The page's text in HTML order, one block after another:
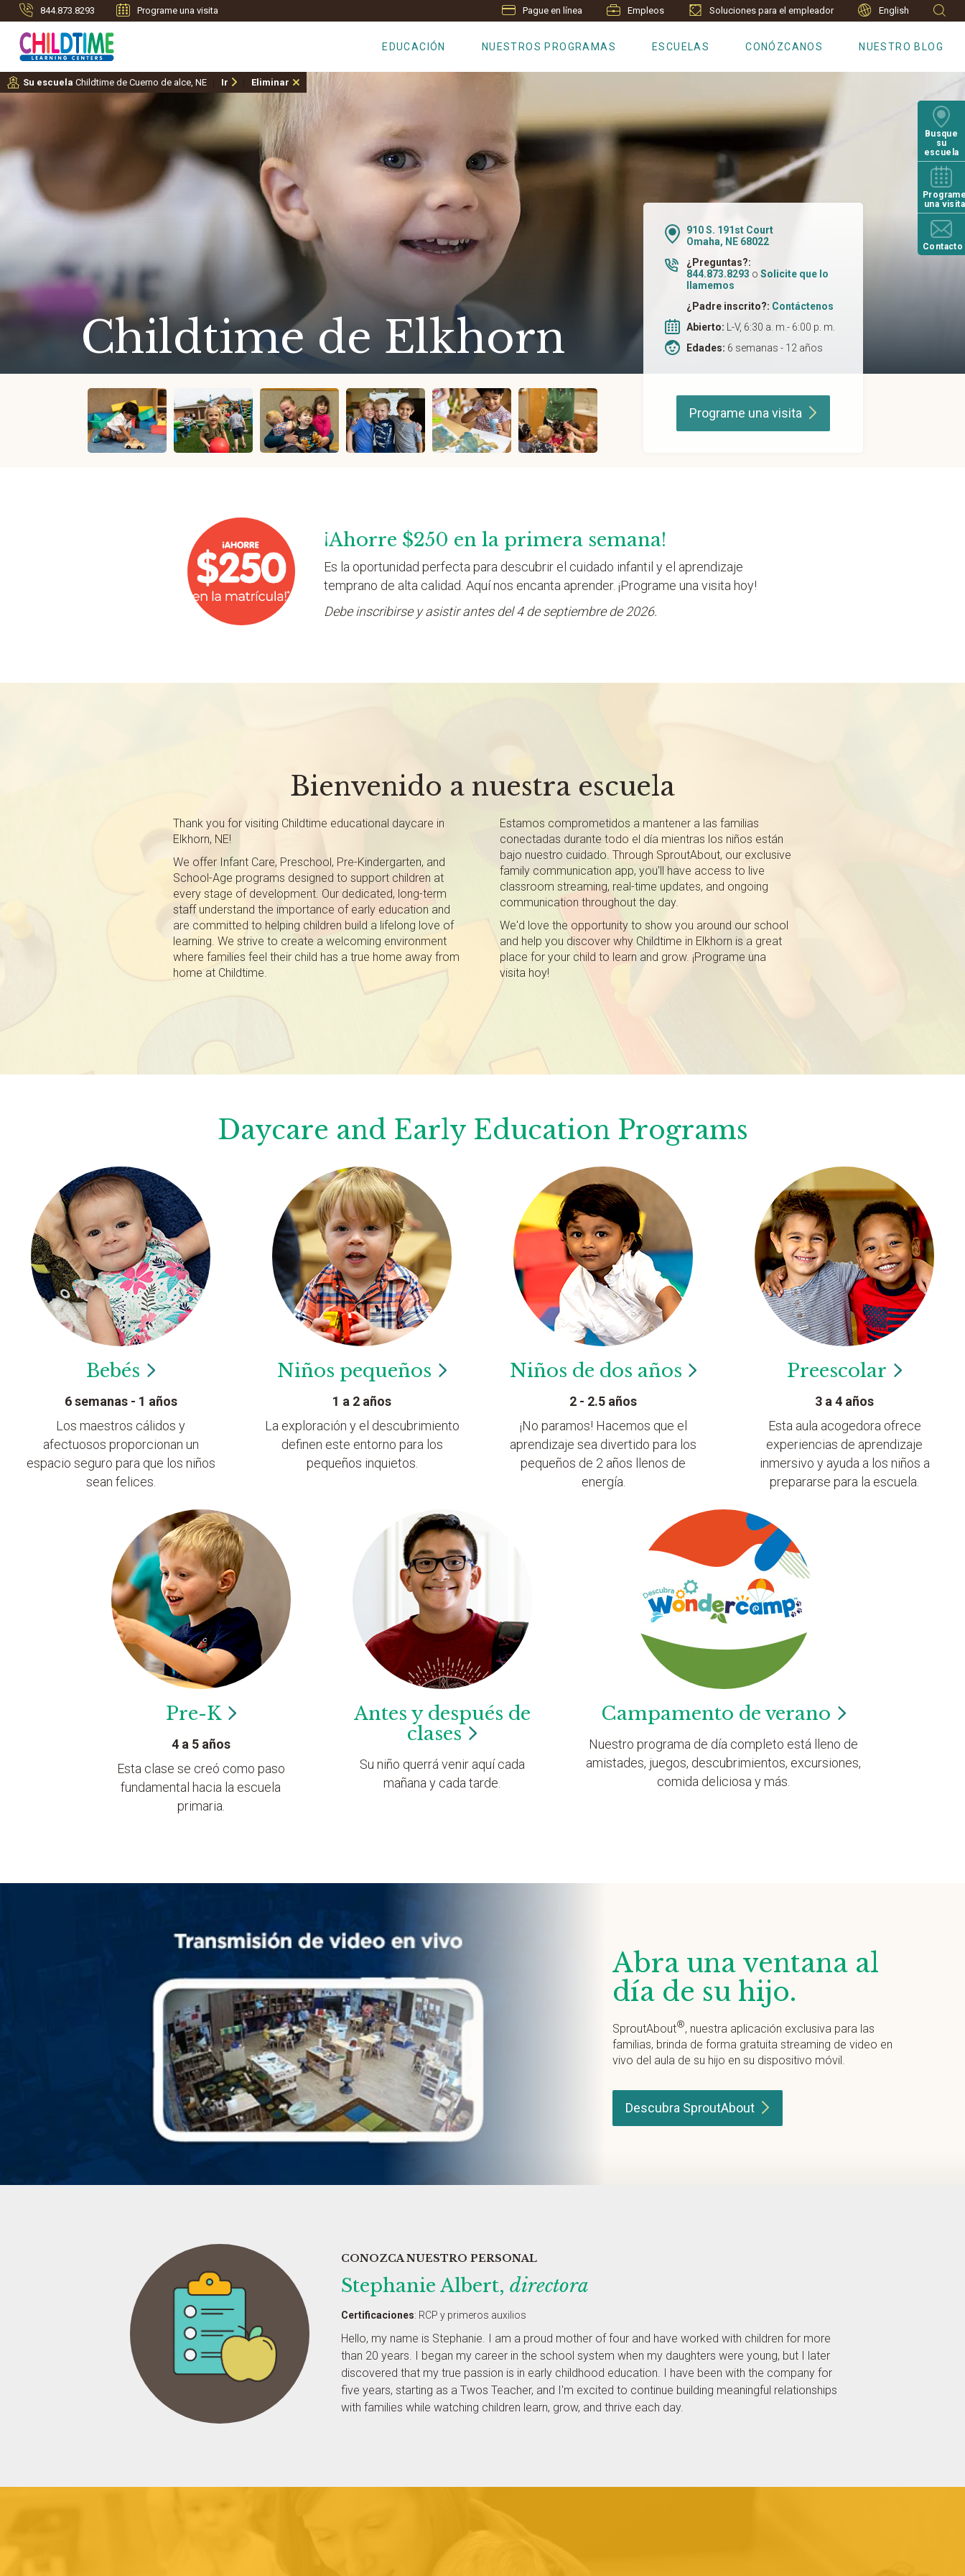
844.873.8293 Programe una visita Pague en línea Empleos Soluciones para el empleador English
EDUCACIÓN NUESTROS PROGRAMAS ESCUELAS CONÓZCANOS NUESTRO BLOG
Busque
su
escuela
una visita
Contacto
Su escuela Childtime de Cuerno de alce, NE Ir Eliminar
Childtime de Elkhorn
910 S. 191st Court
Omaha, NE 68022
¿Preguntas?:
844.873.8293 o Solicite que lo
llamemos
¿Padre inscrito?: Contáctenos
Abierto: L-V, 6:30 a. m.- 6:00 p. m.
Edades: 6 semanas - 12 años
Programe una visita
¡Ahorre $250 en la primera semana!
Es la oportunidad perfecta para descubrir el cuidado infantil y el aprendizaje
temprano de alta calidad. Aquí nos encanta aprender. ¡Programe una visita hoy!
Debe inscribirse y asistir antes del 4 de septiembre de 2026.
Bienvenido a nuestra escuela
Thank you for visiting Childtime educational daycare in
Elkhorn, NE!
We offer Infant Care, Preschool, Pre-Kindergarten, and
School-Age programs designed to support children at
every stage of development. Our dedicated, long-term
staff understand the importance of early education and
are committed to helping children build a lifelong love of
learning. We strive to create a welcoming environment
where families feel their child has a true home away from
home at Childtime.
Estamos comprometidos a mantener a las familias
conectadas durante todo el día mientras los niños están
bajo nuestro cuidado. Through SproutAbout, our exclusive
family communication app, you'll have access to live
classroom streaming, real-time updates, and ongoing
communication throughout the day.
We'd love the opportunity to show you around our school
and help you discover why Childtime in Elkhorn is a great
place for your child to learn and grow. ¡Programe una
visita hoy!
Daycare and Early Education Programs
Bebés
6 semanas - 1 años
Los maestros cálidos y
afectuosos proporcionan un
espacio seguro para que los niños
sean felices.
Niños pequeños
1 a 2 años
La exploración y el descubrimiento
definen este entorno para los
pequeños inquietos.
Niños de dos años
2 - 2.5 años
¡No paramos! Hacemos que el
aprendizaje sea divertido para los
pequeños de 2 años llenos de
energía.
Preescolar
3 a 4 años
Esta aula acogedora ofrece
experiencias de aprendizaje
inmersivo y ayuda a los niños a
prepararse para la escuela.
Pre-K
4 a 5 años
Esta clase se creó como paso
fundamental hacia la escuela
primaria.
Antes y después de
clases
Su niño querrá venir aquí cada
mañana y cada tarde.
Campamento deverano
Nuestro programa de día completo está lleno de
amistades, juegos, descubrimientos, excursiones,
comida deliciosa y más.
Abra una ventana al
día de su hijo.
SproutAbout®, nuestra aplicación exclusiva para las
familias, brinda de forma gratuita streaming de video en
vivo del aula de su hijo en su dispositivo móvil.
Descubra SproutAbout
CONOZCA NUESTRO PERSONAL
Stephanie Albert,directora
Certificaciones: RCP y primeros auxilios
Hello, my name is Stephanie. I am a proud mother of four and have worked with children for more
than 20 years. I began my career in the school system when my daughters were young, but I later
discovered that my true passion is in early childhood education. I have been with the company for
five years, starting as a Twos Teacher, and I'm excited to continue building meaningful relationships
with families while watching children learn, grow, and thrive each day.